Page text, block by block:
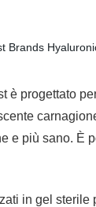
è progettato
e più sano. È
in gel